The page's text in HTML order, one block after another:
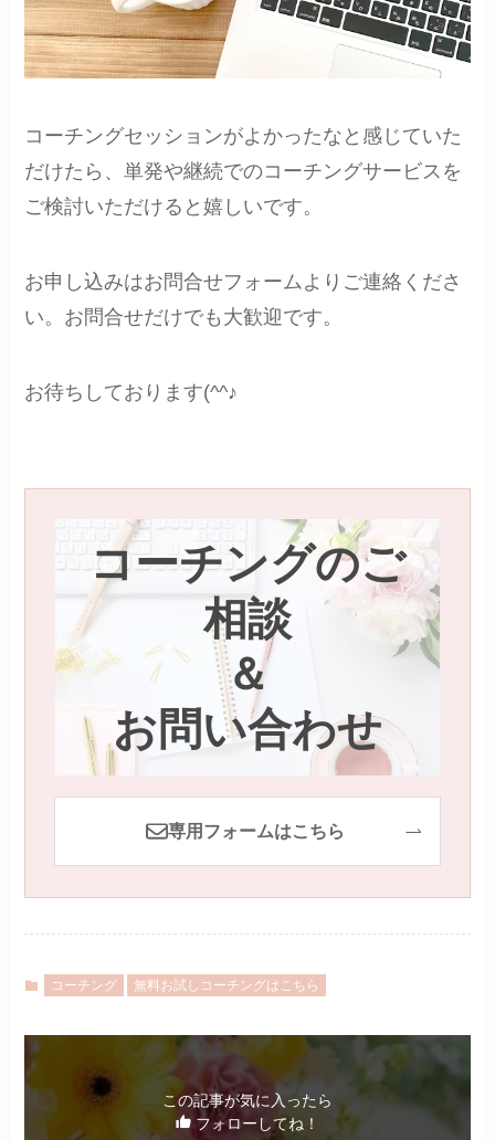
コーチングセッションがよかったなと感じていた
だけたら、単発や継続でのコーチングサービスを
ご検討いただけると嬉しいです。
お申し込みはお問合せフォームよりご連絡くださ
い。お問合せだけでも大歓迎です。
お待ちしております(^^♪
コーチングのご
相談
＆
お問い合わせ
専用フォームはこちら
コーチング 無料お試しコーチングはこちら
この記事が気に入ったら
フォローしてね！